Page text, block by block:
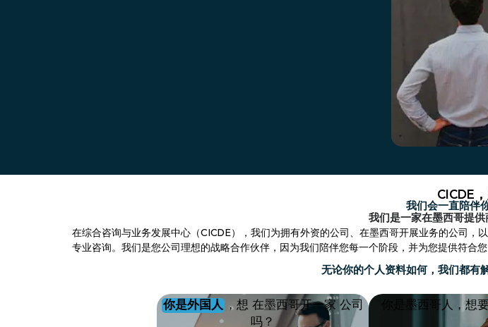
你是个外
你是墨西哥
CICDE
我们会一直陪伴
我们是一家在墨西哥提供
在综合咨询与业务发展中心（CICDE），我们为拥有外资的公司、在墨西哥开展业务的公司
专业咨询。我们是您公司理想的战略合作伙伴，因为我们陪伴您每一个阶段，并为您提供符合您
无论你的个人资料如何，我们都有
你是外国人 ，想 在墨西哥开一家 公司
吗？
你是墨西哥人，想